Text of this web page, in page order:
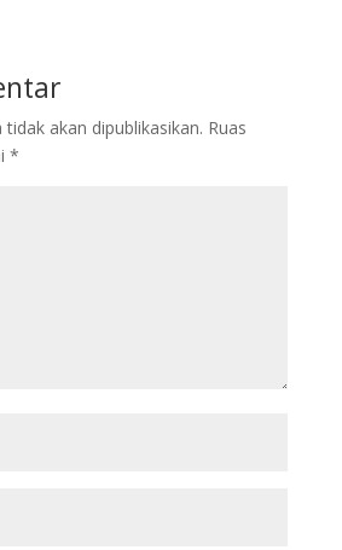
akan dipublikasikan. Ruas
*